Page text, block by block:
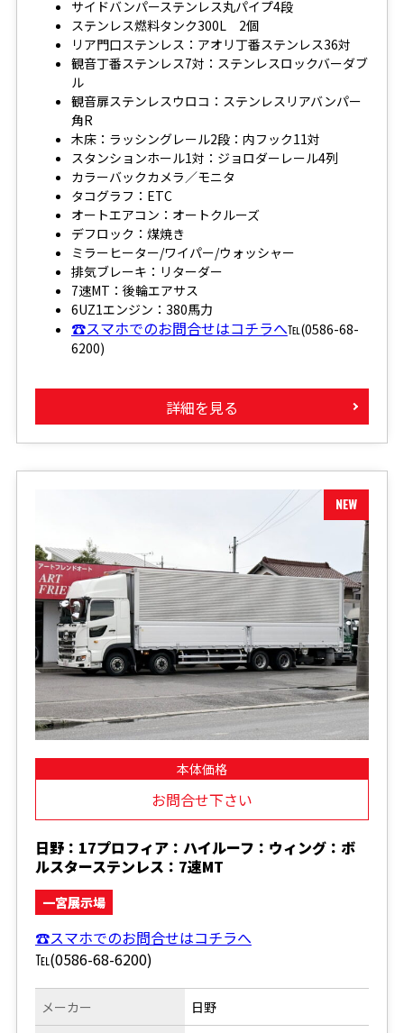
サイドバンパーステンレス丸パイプ4段
ステンレス燃料タンク300L 2個
リア門口ステンレス：アオリ丁番ステンレス36対
観音丁番ステンレス7対：ステンレスロックバーダブ
ル
観音扉ステンレスウロコ：ステンレスリアバンパー
角R
木床：ラッシングレール2段：内フック11対
スタンションホール1対：ジョロダーレール4列
カラーバックカメラ／モニタ
タコグラフ：ETC
オートエアコン：オートクルーズ
デフロック：煤焼き
ミラーヒーター/ワイパー/ウォッシャー
排気ブレーキ：リターダー
7速MT：後輪エアサス
6UZ1エンジン：380馬力
☎スマホでのお問合せはコチラへ℡(0586-68-
6200)
詳細を見る
本体価格
お問合せ下さい
日野：17プロフィア：ハイルーフ：ウィング：ボ
ルスターステンレス：7速MT
一宮展示場
☎スマホでのお問合せはコチラへ
℡(0586-68-6200)
メーカー 日野